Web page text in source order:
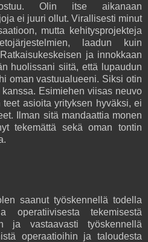
Olin itse aikanaan
ei juuri ollut. Virallisesti minut
mutta kehitysprojekteja
laadun kuin
ja innokkaan
huolissani siitä, että lupaudun
oman vastuualueeni. Siksi otin
Esimiehen viisas neuvo
asioita yrityksen hyväksi, ei
Ilman sitä mandaattia monen
tekemättä sekä oman tontin
saanut työskennellä todella
tekemisestä
ja vastaavasti työskennellä
operaatioihin ja taloudesta